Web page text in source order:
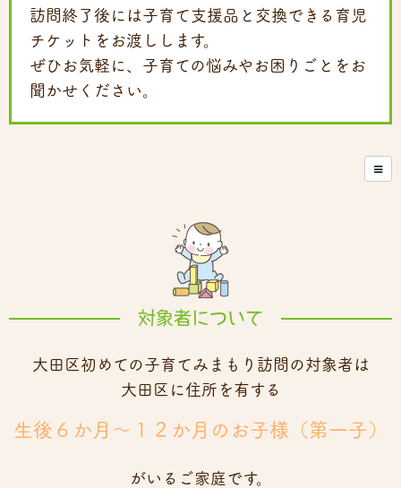
訪問終了後には子育て支援品と交換できる育児
チケットをお渡しします。
ぜひお気軽に、子育ての悩みやお困りごとをお
聞かせください。
対象者について
大田区初めての子育てみまもり訪問の対象者は
大田区に住所を有する
生後６か月～１２か月のお子様（第一子）
がいるご家庭です。